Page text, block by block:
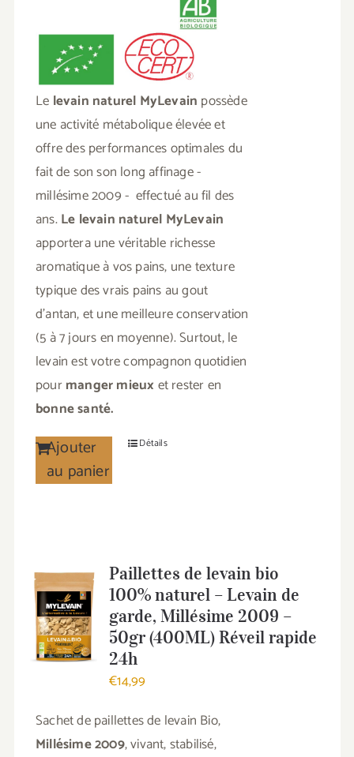
Le levain naturel MyLevain possède
une activité métabolique élevée et
offre des performances optimales du
fait de son son long affinage -
millésime 2009 - effectué au fil des
ans.Le levain naturel MyLevain
apportera une véritable richesse
aromatique à vos pains, une texture
typique des vrais pains au gout
d'antan, et une meilleure conservation
(5 à 7 jours en moyenne). Surtout, le
levain est votre compagnon quotidien
pourmanger mieux et rester en
bonne santé.
Ajouter
au panier
Détails
Paillettes de levain bio
100% naturel – Levain de
garde, Millésime 2009 –
50gr (400ML) Réveil rapide
24h
€14,99
Sachet de paillettes de levain Bio,
Millésime 2009, vivant, stabilisé,